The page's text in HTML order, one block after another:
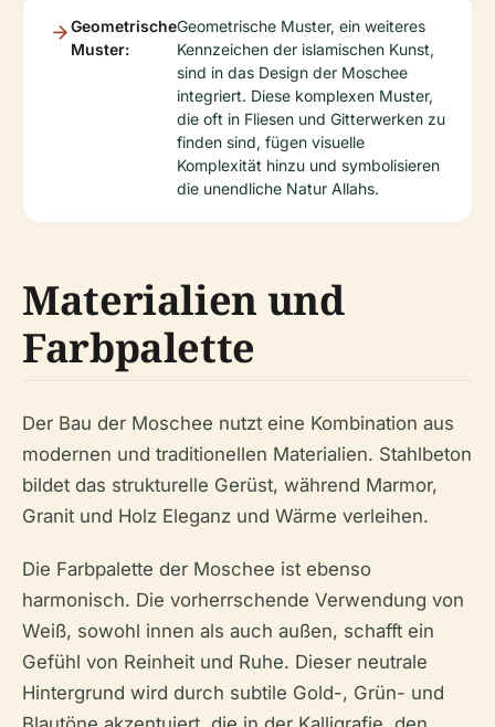
Geometrische
Muster:
Geometrische Muster, ein weiteres
Kennzeichen der islamischen Kunst,
sind in das Design der Moschee
integriert. Diese komplexen Muster,
die oft in Fliesen und Gitterwerken zu
finden sind, fügen visuelle
Komplexität hinzu und symbolisieren
die unendliche Natur Allahs.
Materialien und
Farbpalette
Der Bau der Moschee nutzt eine Kombination aus
modernen und traditionellen Materialien. Stahlbeton
bildet das strukturelle Gerüst, während Marmor,
Granit und Holz Eleganz und Wärme verleihen.
Die Farbpalette der Moschee ist ebenso
harmonisch. Die vorherrschende Verwendung von
Weiß, sowohl innen als auch außen, schafft ein
Gefühl von Reinheit und Ruhe. Dieser neutrale
Hintergrund wird durch subtile Gold-, Grün- und